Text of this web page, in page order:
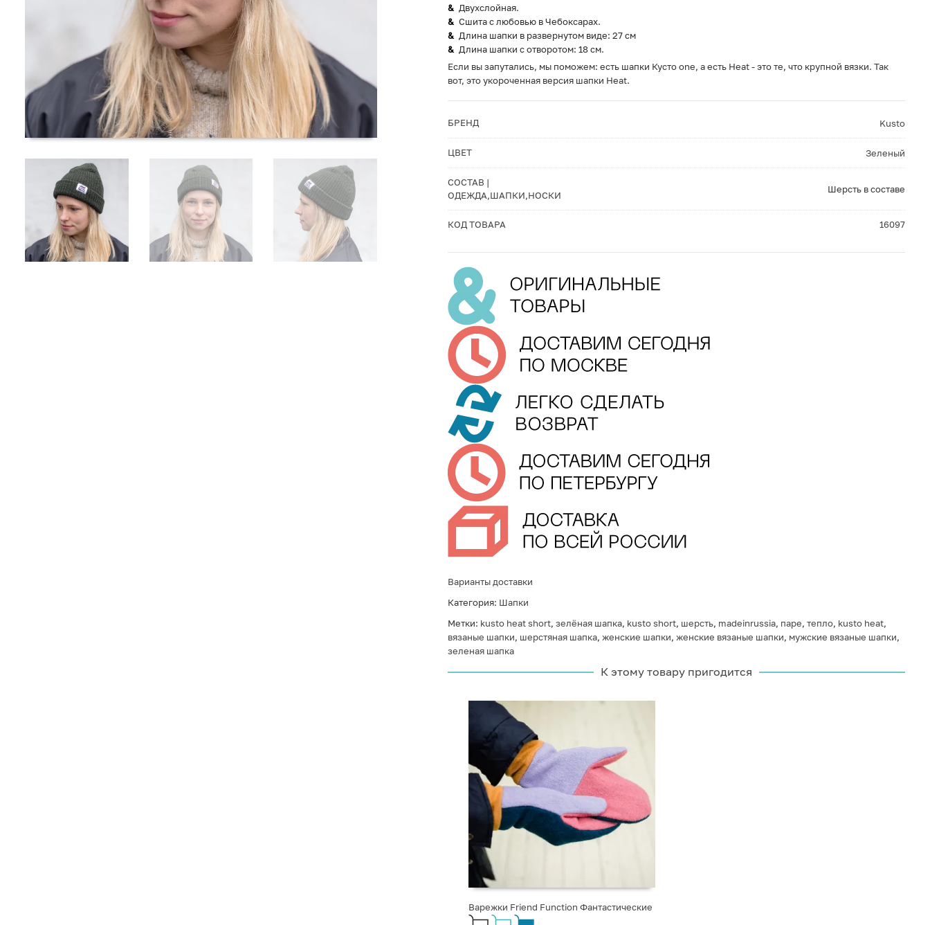
Двухслойная.
Сшита с любовью в Чебоксарах.
Длина шапки в развернутом виде: 27 см
Длина шапки с отворотом: 18 см.
Если вы запутались, мы поможем: есть шапки Кусто one, а есть Heat - это те, что крупной вязки. Так
вот, это укороченная версия шапки Heat.
БРЕНД Kusto
ЦВЕТ Зеленый
СОСТАВ |
ОДЕЖДА,ШАПКИ,НОСКИ
Шерсть в составе
КОД ТОВАРА 16097
Варианты доставки
Категория: Шапки
Метки: kusto heat short, зелёная шапка, kusto short, шерсть, madeinrussia, паре, тепло, kusto heat,
вязаные шапки, шерстяная шапка, женские шапки, женские вязаные шапки, мужские вязаные шапки,
зеленая шапка
К этому товару пригодится
Варежки Friend Function Фантастические